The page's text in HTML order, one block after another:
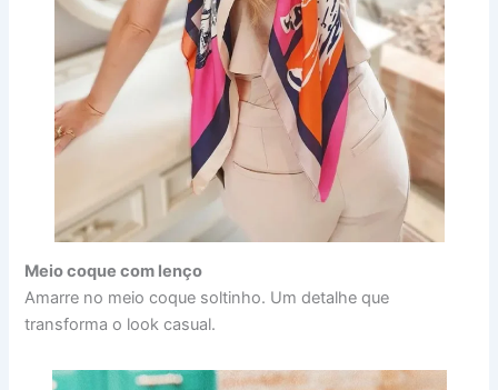
Meio coque com lenço
Amarre no meio coque soltinho. Um detalhe que
transforma o look casual.